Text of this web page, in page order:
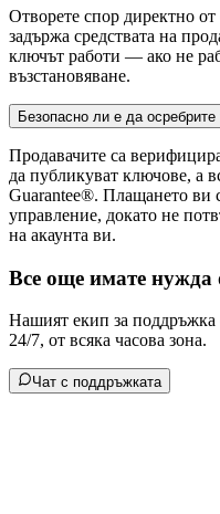
Отворете спор директно
задържа средствата на
ключът работи — ако не
възстановяване.
Безопасно ли е да
Продавачите са
да публикуват ключове, а
Guarantee®. Плащането ви
управление, докато не
на акаунта ви.
Все още имате
Нашият екип за
24/7, от всяка часова зона.
Чат с поддръжката